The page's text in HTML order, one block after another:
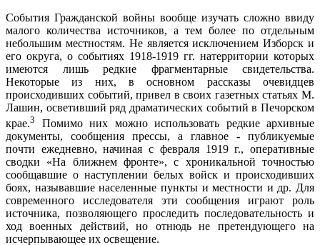
События Гражданской войны вообще изучать слож­но ввиду
малого количества источников, а тем более по отдельным
небольшим местностям. Не является исклю­чением Изборск и
его округа, о событиях 1918-1919 гг. натерритории которых
имеются лишь редкие фрагментарные свидетельства.
Некоторые из них, в основном рассказы очевидцев
происходивших событий, привел в своих газетных статьях М.
Лашин, осветивший ряд драматических событий в Печорском
крае.3
Помимо них можно использовать редкие архивные
документы, со­общения прессы, а главное - публикуемые
почти еже­дневно, начиная с февраля 1919 г., оперативные
свод­ки «На ближнем фронте», с хроникальной точностью
сообщавшие о наступлении белых войск и происходив­ших
боях, называвшие населенные пункты и местности и др. Для
современного исследователя эти сообщения играют роль
источника, позволяющего проследить по­следовательность и
ход военных действий, но отнюдь не претендующего на
исчерпывающее их освещение.